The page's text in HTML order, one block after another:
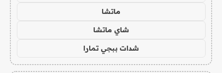
ماتشا
شاي ماتشا
شدات ببجي تمارا